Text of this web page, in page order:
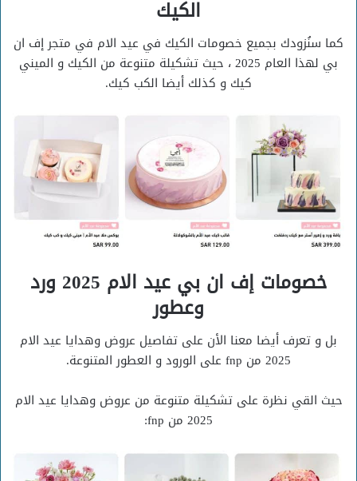
الكيك
كما سنُزودك بجميع خصومات الكيك في عيد الام في متجر إف ان
بي لهذا العام 2025 ، حيث تشكيلة متنوعة من الكيك و الميني
كيك و كذلك أيضا الكب كيك.
خصومات إف ان بي عيد الام 2025 ورد
وعطور
بل و تعرف أيضا معنا الأن على تفاصيل عروض وهدايا عيد الام
2025 من fnp على الورود و العطور المتنوعة.
حيث القي نظرة على تشكيلة متنوعة من عروض وهدايا عيد الام
2025 من fnp: